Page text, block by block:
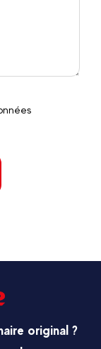
original ?